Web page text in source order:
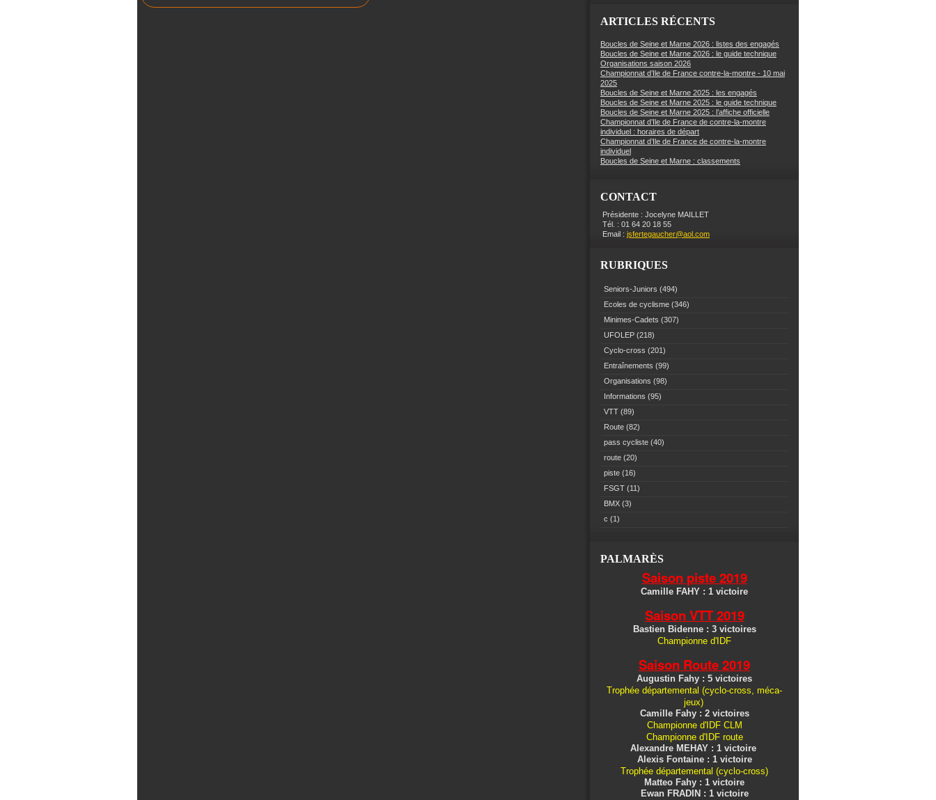
ARTICLES RÉCENTS
Boucles de Seine et Marne 2026 : listes des engagés
Boucles de Seine et Marne 2026 : le guide technique
Organisations saison 2026
Championnat d’Ile de France contre-la-montre - 10 mai
2025
Boucles de Seine et Marne 2025 : les engagés
Boucles de Seine et Marne 2025 : le guide technique
Boucles de Seine et Marne 2025 : l’affiche officielle
Championnat d’Ile de France de contre-la-montre
individuel : horaires de départ
Championnat d’Ile de France de contre-la-montre
individuel
Boucles de Seine et Marne : classements
CONTACT
Présidente : Jocelyne MAILLET
Tél. : 01 64 20 18 55
Email : jsfertegaucher@aol.com
RUBRIQUES
Seniors-Juniors (494)
Ecoles de cyclisme (346)
Minimes-Cadets (307)
UFOLEP (218)
Cyclo-cross (201)
Entraînements (99)
Organisations (98)
Informations (95)
VTT (89)
Route (82)
pass cycliste (40)
route (20)
piste (16)
FSGT (11)
BMX (3)
c (1)
PALMARÈS
Saison piste 2019
Camille FAHY : 1 victoire
Saison VTT 2019
Bastien Bidenne : 3 victoires
Championne d'IDF
Saison Route 2019
Augustin Fahy : 5 victoires
Trophée départemental (cyclo-cross, méca-
jeux)
Camille Fahy : 2 victoires
Championne d'IDF CLM
Championne d'IDF route
Alexandre MEHAY : 1 victoire
Alexis Fontaine : 1 victoire
Trophée départemental (cyclo-cross)
Matteo Fahy : 1 victoire
Ewan FRADIN : 1 victoire